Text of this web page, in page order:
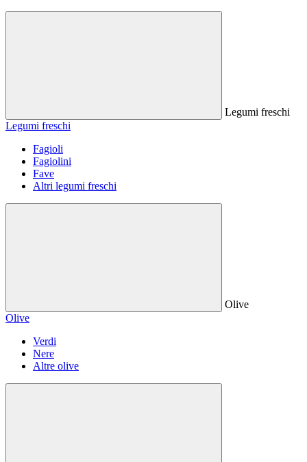
Legumi freschi
Legumi freschi
Fagioli
Fagiolini
Fave
Altri legumi freschi
Olive
Olive
Verdi
Nere
Altre olive